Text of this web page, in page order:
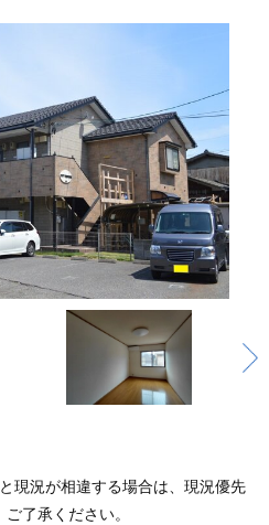
現況が相違する場合は、現況優先
了承ください。